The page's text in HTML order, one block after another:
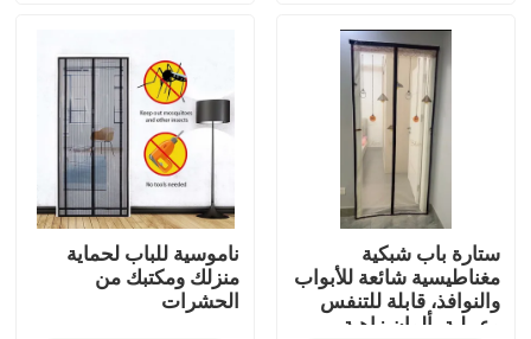
المنتجات
حول بنا
ضبط الجودة
اتصل بنا
ستارة باب شبكية
مغناطيسية شائعة للأبواب
والنوافذ، قابلة للتنفس
وعملية بألوان زاهية
ناموسية للباب لحماية
منزلك ومكتبك من
الحشرات